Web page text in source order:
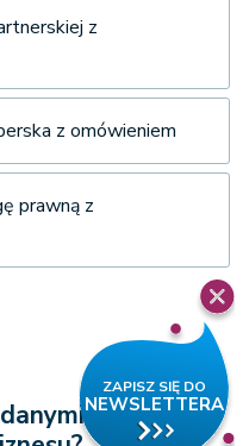
z
z omówieniem
prawną z
– co